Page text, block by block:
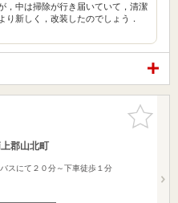
，中は掃除が行き届いていて，清潔
り新しく，改装したのでしょう．
お気に入
りに追加
郡山北町
スにて２０分～下車徒歩１分